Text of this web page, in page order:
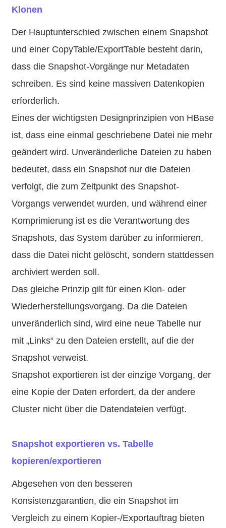
Klonen
Der Hauptunterschied zwischen einem Snapshot
und einer CopyTable/ExportTable besteht darin,
dass die Snapshot-Vorgänge nur Metadaten
schreiben. Es sind keine massiven Datenkopien
erforderlich.
Eines der wichtigsten Designprinzipien von HBase
ist, dass eine einmal geschriebene Datei nie mehr
geändert wird. Unveränderliche Dateien zu haben
bedeutet, dass ein Snapshot nur die Dateien
verfolgt, die zum Zeitpunkt des Snapshot-
Vorgangs verwendet wurden, und während einer
Komprimierung ist es die Verantwortung des
Snapshots, das System darüber zu informieren,
dass die Datei nicht gelöscht, sondern stattdessen
archiviert werden soll.
Das gleiche Prinzip gilt für einen Klon- oder
Wiederherstellungsvorgang. Da die Dateien
unveränderlich sind, wird eine neue Tabelle nur
mit „Links“ zu den Dateien erstellt, auf die der
Snapshot verweist.
Snapshot exportieren ist der einzige Vorgang, der
eine Kopie der Daten erfordert, da der andere
Cluster nicht über die Datendateien verfügt.
Snapshot exportieren vs. Tabelle
kopieren/exportieren
Abgesehen von den besseren
Konsistenzgarantien, die ein Snapshot im
Vergleich zu einem Kopier-/Exportauftrag bieten